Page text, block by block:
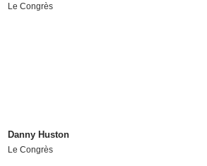
Le Congrès
Danny Huston
Le Congrès